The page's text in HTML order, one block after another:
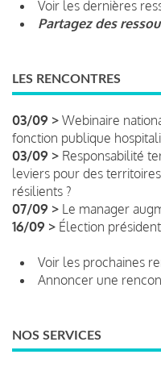
Voir les dernières
Partagez des
LES RENCONTRES
03/09 > Webinaire
fonction publique
03/09 > Responsabilité
leviers pour des
résilients ?
07/09 > Le manager
16/09 > Élection
Voir les prochaines
Annoncer une
NOS SERVICES